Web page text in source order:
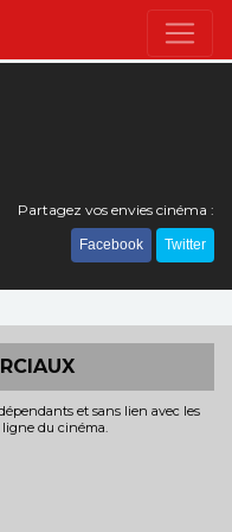
Partagez vos envies cinéma :
Facebook Twitter
et sans lien avec les
du cinéma.